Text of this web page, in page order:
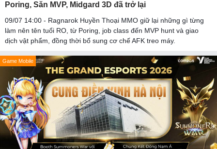
Poring, Săn MVP, Midgard 3D đã trở lại
09/07 14:00 - Ragnarok Huyền Thoại MMO giữ lại những gì từng
làm nên tên tuổi RO, từ Poring, job class đến MVP hunt và giao
dịch vật phẩm, đồng thời bổ sung cơ chế AFK treo máy.
Game Mobile